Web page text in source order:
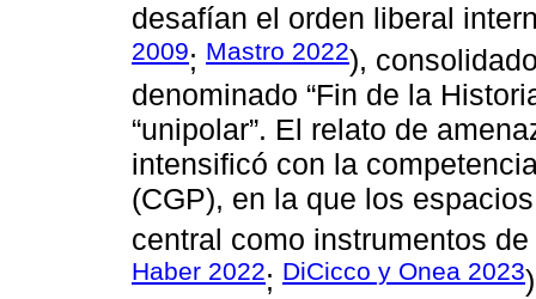
desafían el orden liberal
2009; Mastro 2022),
denominado “Fin de la
“unipolar”. El relato de
intensificó con la
(CGP), en la que los
central como instrumentos
Haber 2022; DiCicco y Onea 2023